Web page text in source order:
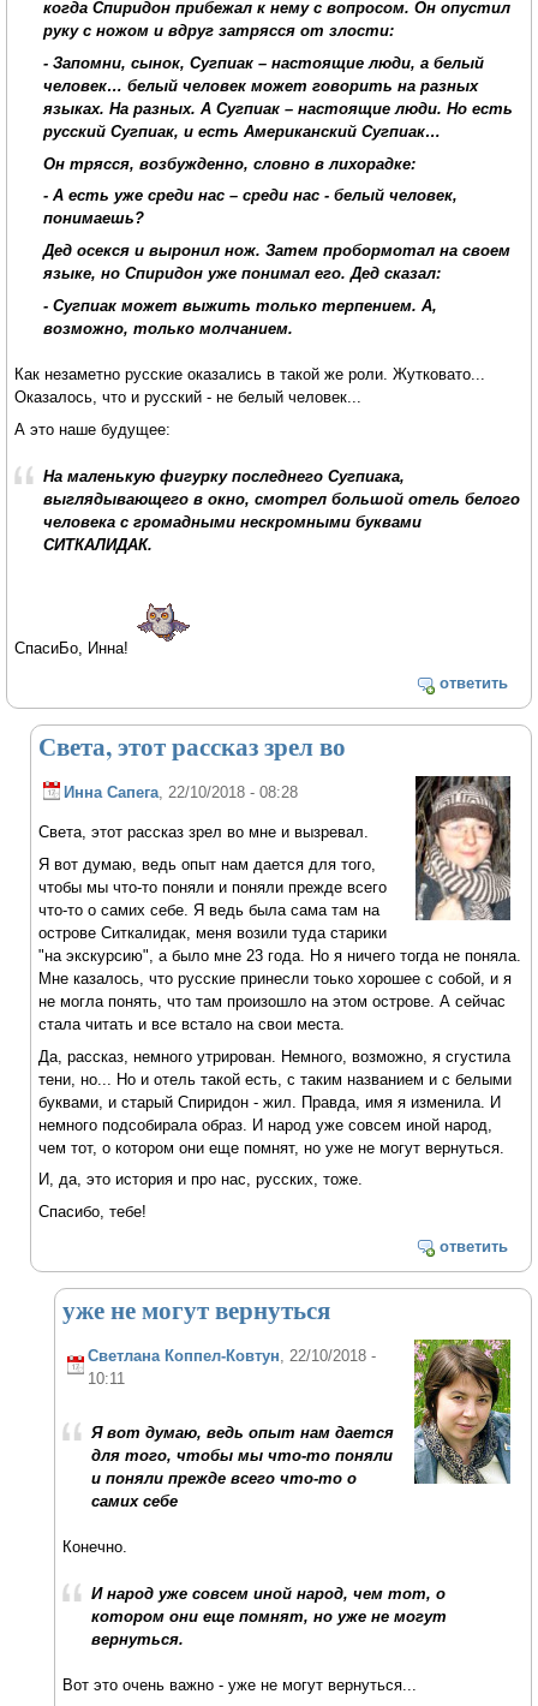
когда Спиридон прибежал к нему с вопросом. Он опустил
руку с ножом и вдруг затрясся от злости:
- Запомни, сынок, Сугпиак – настоящие люди, а белый
человек… белый человек может говорить на разных
языках. На разных. А Сугпиак – настоящие люди. Но есть
русский Сугпиак, и есть Американский Сугпиак…
Он трясся, возбужденно, словно в лихорадке:
- А есть уже среди нас – среди нас - белый человек,
понимаешь?
Дед осекся и выронил нож. Затем пробормотал на своем
языке, но Спиридон уже понимал его. Дед сказал:
- Сугпиак может выжить только терпением. А,
возможно, только молчанием.
Как незаметно русские оказались в такой же роли. Жутковато...
Оказалось, что и русский - не белый человек...
А это наше будущее:
На маленькую фигурку последнего Сугпиака,
выглядывающего в окно, смотрел большой отель белого
человека с громадными нескромными буквами
СИТКАЛИДАК.
СпасиБо, Инна!
ответить
Света, этот рассказ зрел во
Инна Сапега, 22/10/2018 - 08:28
Света, этот рассказ зрел во мне и вызревал.
Я вот думаю, ведь опыт нам дается для того,
чтобы мы что-то поняли и поняли прежде всего
что-то о самих себе. Я ведь была сама там на
острове Ситкалидак, меня возили туда старики
"на экскурсию", а было мне 23 года. Но я ничего тогда не поняла.
Мне казалось, что русские принесли тоько хорошее с собой, и я
не могла понять, что там произошло на этом острове. А сейчас
стала читать и все встало на свои места.
Да, рассказ, немного утрирован. Немного, возможно, я сгустила
тени, но... Но и отель такой есть, с таким названием и с белыми
буквами, и старый Спиридон - жил. Правда, имя я изменила. И
немного подсобирала образ. И народ уже совсем иной народ,
чем тот, о котором они еще помнят, но уже не могут вернуться.
И, да, это история и про нас, русских, тоже.
Спасибо, тебе!
ответить
уже не могут вернуться
Светлана Коппел-Ковтун, 22/10/2018 -
10:11
Я вот думаю, ведь опыт нам дается
для того, чтобы мы что-то поняли
и поняли прежде всего что-то о
самих себе
Конечно.
И народ уже совсем иной народ, чем тот, о
котором они еще помнят, но уже не могут
вернуться.
Вот это очень важно - уже не могут вернуться...